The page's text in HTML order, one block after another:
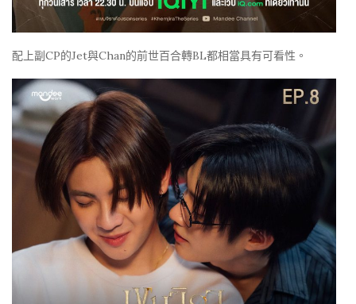
配上副CP的Jet與Chan的前世百合轉BL都相當具有可看性。